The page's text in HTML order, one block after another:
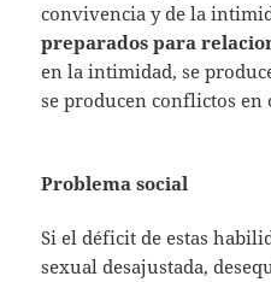
convivencia y de la
preparados para
en la intimidad, se
se producen conflictos en
Problema social
Si el déficit de estas
sexual desajustada,